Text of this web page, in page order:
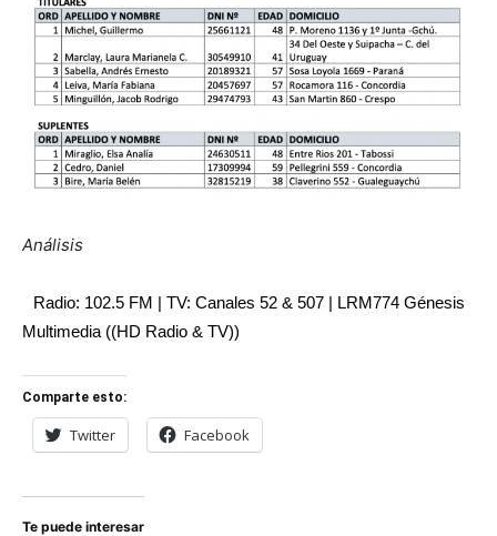
Análisis
Radio: 102.5 FM | TV: Canales 52 & 507 | LRM774 Génesis
Multimedia ((HD Radio & TV))
Comparte esto:
Twitter Facebook
Te puede interesar